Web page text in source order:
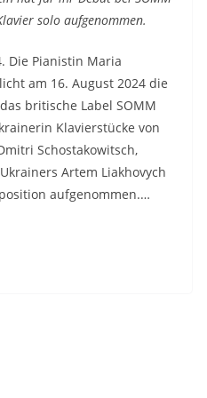
solo aufgenommen.
Die Pianistin Maria
am 16. August 2024 die
das britische Label SOMM
Klavierstücke von
Schostakowitsch,
Artem Liakhovych
aufgenommen.…